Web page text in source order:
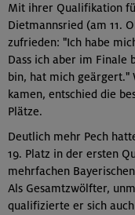
Mit ihrer Qualifikation
Dietmannsried (am 11.
zufrieden: "Ich habe
Dass ich aber im Finale
bin, hat mich geärgert."
kamen, entschied die
Plätze.
Deutlich mehr Pech
19. Platz in der ersten
mehrfachen
Als Gesamtzwölfter,
qualifizierte er sich